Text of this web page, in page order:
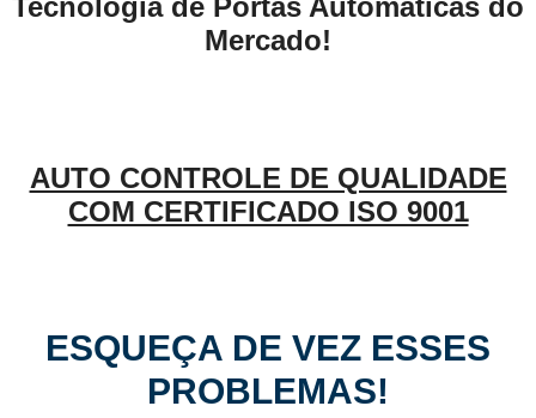
Tecnologia de Portas Automáticas do
Mercado!
AUTO CONTROLE DE QUALIDADE
COM CERTIFICADO ISO 9001
ESQUEÇA DE VEZ ESSES
PROBLEMAS!